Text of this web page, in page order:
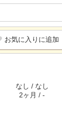
お気に入りに追加
なし / なし
2ヶ月 / -